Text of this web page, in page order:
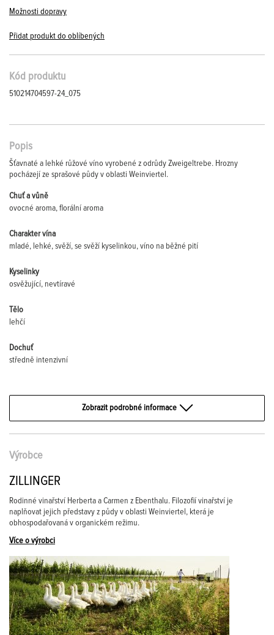
Možnosti dopravy
Přidat produkt do oblíbených
Kód produktu
510214704597-24_075
Popis
Šťavnaté a lehké růžové víno vyrobené z odrůdy Zweigeltrebe. Hrozny
pocházejí ze sprašové půdy v oblasti Weinviertel.
Chuť a vůně
ovocné aroma, florální aroma
Charakter vína
mladé, lehké, svěží, se svěží kyselinkou, víno na běžné pití
Kyselinky
osvěžující, nevtíravé
Tělo
lehčí
Dochuť
středně intenzivní
Zobrazit podrobné informace
Výrobce
ZILLINGER
Rodinné vinařství Herberta a Carmen z Ebenthalu. Filozofií vinařství je
naplňovat jejich představy z půdy v oblasti Weinviertel, která je
obhospodařovaná v organickém režimu.
Více o výrobci